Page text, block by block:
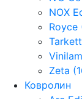
NOX
Royce
Zeta
Ковролин